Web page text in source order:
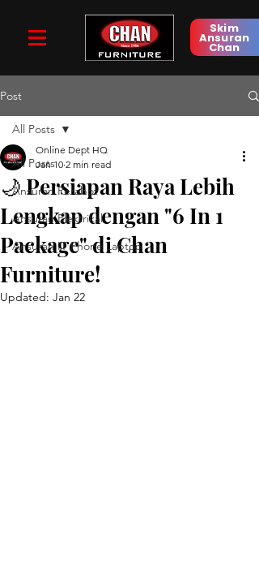
Skim
Ansuran
Chan
Post
All Posts
Ansuran Perabot
Ansuran Elektrikal
Ansuran IT Phone Laptop
All Posts
🌙 Persiapan Raya Lebih
Lengkap dengan "6 In 1
Package" di Chan
Furniture!
Online Dept HQ
Jan 10 2 min read
Updated: Jan 22